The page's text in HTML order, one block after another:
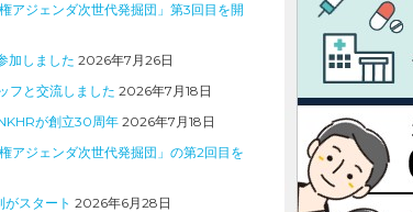
ジェンダ次世代発掘団」第3回目を開
加しました 2026年7月26日
フと交流しました 2026年7月18日
が創立30周年 2026年7月18日
ジェンダ次世代発掘団」の第2回目を
スタート 2026年6月28日